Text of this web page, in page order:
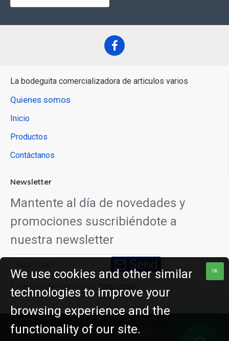
La bodeguita comercializadora de articulos varios
Quienes somos
Inicio
Productos
Contáctanos
Newsletter
Mantente al día de novedades y
promociones suscribiéndote a
nuestra newsletter
Send
I have read and agree to the Privacy Policy
Todos Los Derechos Reservados,
OK
We use cookies and other similar
technologies to improve your
browsing experience and the
functionality of our site.